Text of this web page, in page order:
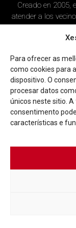
Para ofrecer as
como cookies para
dispositivo. O
procesar datos
únicos neste sitio.
consentimento
características e
Creado en 2005,
atender a los
programa de
Facebook
Rúa